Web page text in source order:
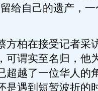
给自己的遗产，
柏在接受记者采
可谓实至名归，他
超越了一位华人的
是遇到短暂波折的